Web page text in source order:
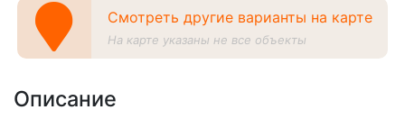
Смотреть другие варианты на карте
На карте указаны не все объекты
Описание